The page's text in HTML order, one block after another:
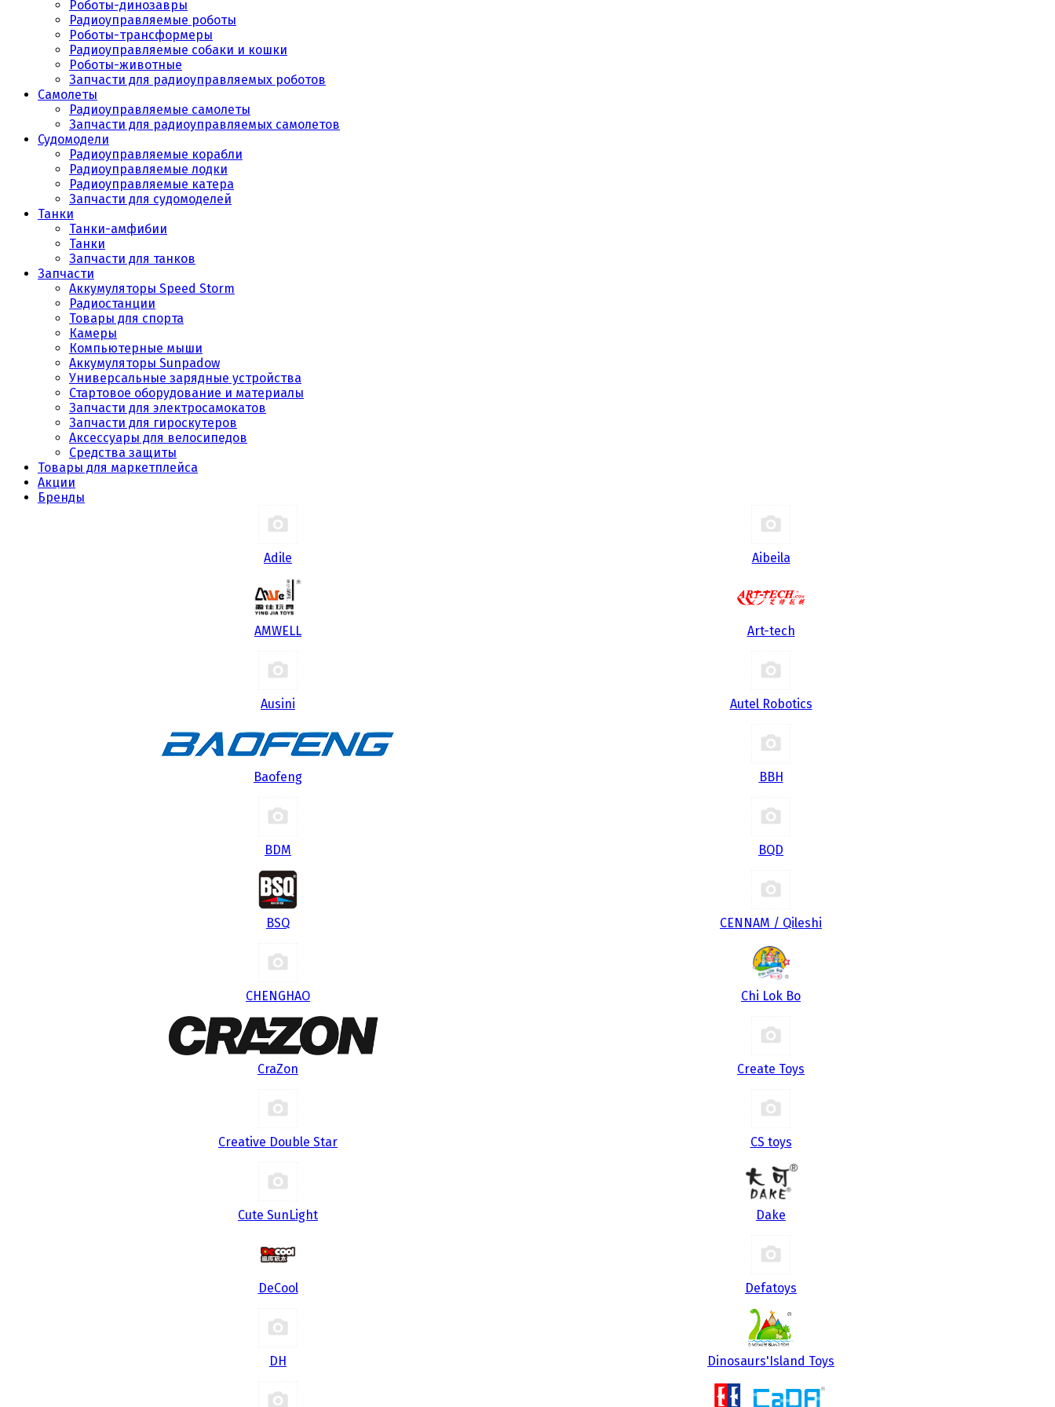
Роботы-динозавры
Радиоуправляемые роботы
Роботы-трансформеры
Радиоуправляемые собаки и кошки
Роботы-животные
Запчасти для радиоуправляемых роботов
Самолеты
Радиоуправляемые самолеты
Запчасти для радиоуправляемых самолетов
Судомодели
Радиоуправляемые корабли
Радиоуправляемые лодки
Радиоуправляемые катера
Запчасти для судомоделей
Танки
Танки-амфибии
Танки
Запчасти для танков
Запчасти
Аккумуляторы Speed Storm
Радиостанции
Товары для спорта
Камеры
Компьютерные мыши
Аккумуляторы Sunpadow
Универсальные зарядные устройства
Стартовое оборудование и материалы
Запчасти для электросамокатов
Запчасти для гироскутеров
Аксессуары для велосипедов
Средства защиты
Товары для маркетплейса
Акции
Бренды
Adile Aibeila
AMWELL Art-tech
Ausini Autel Robotics
Baofeng BBH
BDM BQD
BSQ CENNAM / Qileshi
CHENGHAO Chi Lok Bo
CraZon Create Toys
Creative Double Star CS toys
Cute SunLight Dake
DeCool Defatoys
DH Dinosaurs'Island Toys